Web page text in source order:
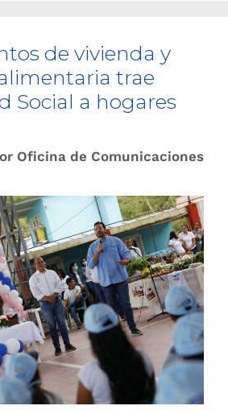
de vivienda y
trae
Social a hogares
Oficina de Comunicaciones